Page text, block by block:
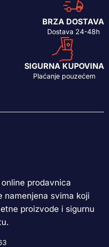
BRZA DOSTAVA
Dostava 24-48h
SIGURNA KUPOVINA
Plaćanje pouzećem
prodavnica
namenjena svima koji
proizvode i sigurnu